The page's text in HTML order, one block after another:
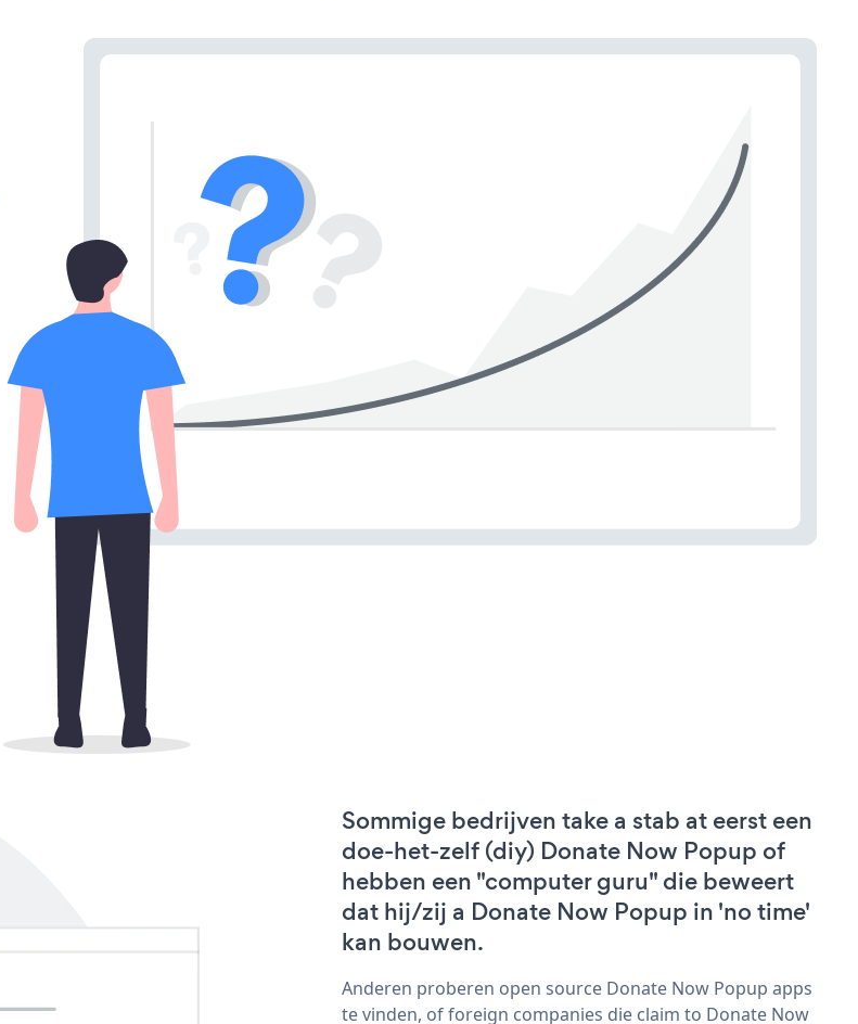
Sommige bedrijven take a stab at eerst een
doe-het-zelf (diy) Donate Now Popup of
hebben een "computer guru" die beweert
dat hij/zij a Donate Now Popup in 'no time'
kan bouwen.
Anderen proberen open source Donate Now Popup apps
te vinden, of foreign companies die claim to Donate Now